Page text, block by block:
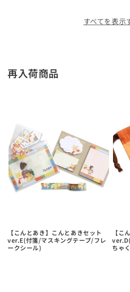
すべてを表示
再入荷商品
【こんとあき】こんとあきセット
ver.E(付箋/マスキングテープ/フレ
ークシール)
【こ
ちゃ